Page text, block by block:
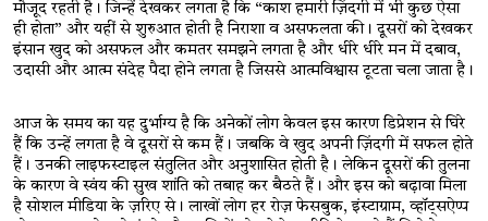
मौजूद रहती है। जिन्हें देखकर लगता है कि “काश हमारी ज़िंदगी में भी कुछ ऐसा
ही होता” और यहीं से शुरुआत होती है निराशा व असफलता की। दूसरों को देखकर
इंसान खुद को असफल और कमतर समझने लगता है और धीरे धीरे मन में दबाव,
उदासी और आत्म संदेह पैदा होने लगता है जिससे आत्मविश्वास टूटता चला जाता है।
आज के समय का यह दुर्भाग्य है कि अनेकों लोग केवल इस कारण डिप्रेशन से घिरे
हैं कि उन्हें लगता है वे दूसरों से कम हैं। जबकि वे खुद अपनी ज़िंदगी में सफल होते
हैं। उनकी लाइफस्टाइल संतुलित और अनुशासित होती है। लेकिन दूसरों की तुलना
के कारण वे स्वंय की सुख शांति को तबाह कर बैठते हैं। और इस को बढ़ावा मिला
है सोशल मीडिया के ज़रिए से। लाखों लोग हर रोज़ फेसबुक, इंस्टाग्राम, व्हॉट्सऐप्प